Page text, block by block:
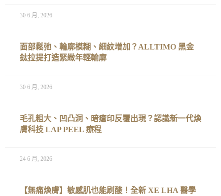
30 6 月, 2026
面部鬆弛、輪廓模糊、細紋增加？ALLTIMO 黑金
鈦拉提打造緊緻年輕輪廓
30 6 月, 2026
毛孔粗大、凹凸洞、暗瘡印反覆出現？認識新一代煥
膚科技 LAP PEEL 療程
24 6 月, 2026
【無痛煥膚】敏感肌也能刷酸！全新 XE LHA 醫學